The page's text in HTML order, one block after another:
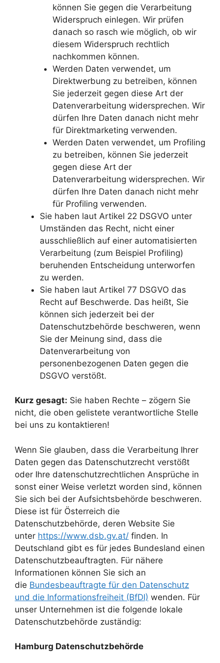
können Sie gegen die Verarbeitung
Widerspruch einlegen. Wir prüfen
danach so rasch wie möglich, ob wir
diesem Widerspruch rechtlich
nachkommen können.
Werden Daten verwendet, um
Direktwerbung zu betreiben, können
Sie jederzeit gegen diese Art der
Datenverarbeitung widersprechen. Wir
dürfen Ihre Daten danach nicht mehr
für Direktmarketing verwenden.
Werden Daten verwendet, um Profiling
zu betreiben, können Sie jederzeit
gegen diese Art der
Datenverarbeitung widersprechen. Wir
dürfen Ihre Daten danach nicht mehr
für Profiling verwenden.
Sie haben laut Artikel 22 DSGVO unter
Umständen das Recht, nicht einer
ausschließlich auf einer automatisierten
Verarbeitung (zum Beispiel Profiling)
beruhenden Entscheidung unterworfen
zu werden.
Sie haben laut Artikel 77 DSGVO das
Recht auf Beschwerde. Das heißt, Sie
können sich jederzeit bei der
Datenschutzbehörde beschweren, wenn
Sie der Meinung sind, dass die
Datenverarbeitung von
personenbezogenen Daten gegen die
DSGVO verstößt.
Kurz gesagt: Sie haben Rechte – zögern Sie
nicht, die oben gelistete verantwortliche Stelle
bei uns zu kontaktieren!
Wenn Sie glauben, dass die Verarbeitung Ihrer
Daten gegen das Datenschutzrecht verstößt
oder Ihre datenschutzrechtlichen Ansprüche in
sonst einer Weise verletzt worden sind, können
Sie sich bei der Aufsichtsbehörde beschweren.
Diese ist für Österreich die
Datenschutzbehörde, deren Website Sie
unter https://www.dsb.gv.at/ finden. In
Deutschland gibt es für jedes Bundesland einen
Datenschutzbeauftragten. Für nähere
Informationen können Sie sich an
die Bundesbeauftragte für den Datenschutz
und die Informationsfreiheit (BfDI) wenden. Für
unser Unternehmen ist die folgende lokale
Datenschutzbehörde zuständig:
Hamburg Datenschutzbehörde